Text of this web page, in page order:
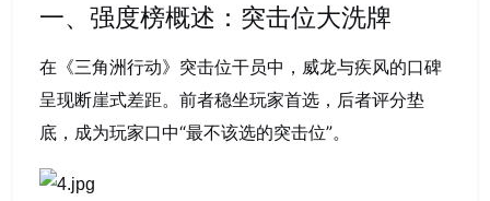
一、强度榜概述：突击位大洗牌
在《三角洲行动》突击位干员中，威龙与疾风的口碑
呈现断崖式差距。前者稳坐玩家首选，后者评分垫
底，成为玩家口中“最不该选的突击位”。